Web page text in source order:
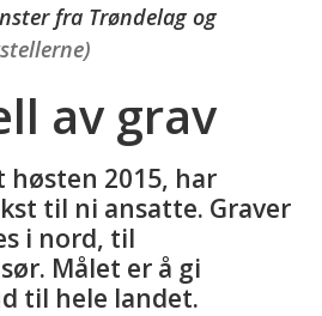
fra Trøndelag og
av grav
høsten 2015, har
til ni ansatte. Graver
i nord, til
Målet er å gi
til hele landet.